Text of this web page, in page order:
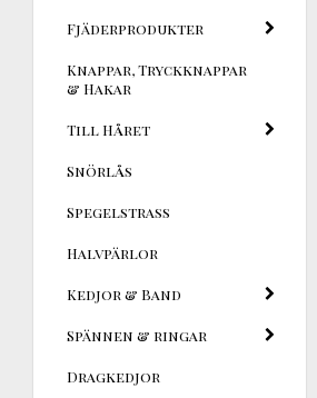
Fjäderprodukter
Knappar, Tryckknappar
& Hakar
Till Håret
Snörlås
Spegelstrass
Halvpärlor
Kedjor & Band
Spännen & ringar
Dragkedjor